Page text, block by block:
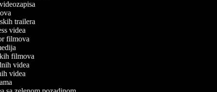
trailera
videa
filmova
filmova
videa
videa